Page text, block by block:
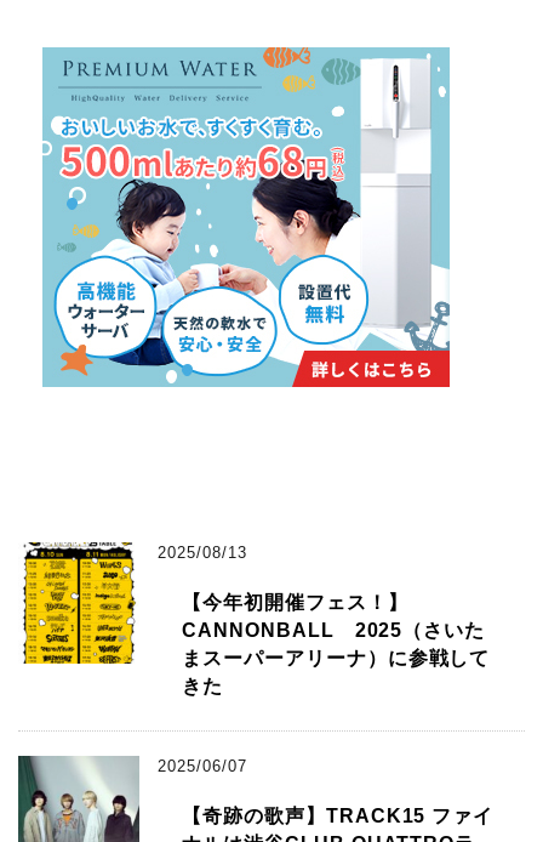
2025/08/13
【今年初開催フェス！】
CANNONBALL 2025（さいた
まスーパーアリーナ）に参戦して
きた
2025/06/07
【奇跡の歌声】TRACK15 ファイ